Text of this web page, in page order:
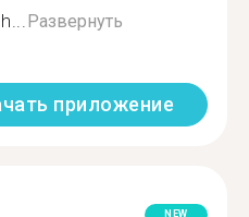
Развернуть
приложение
NEW